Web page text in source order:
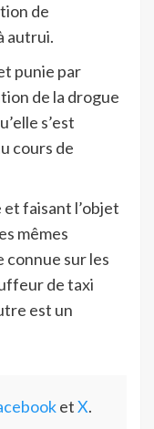
de
autrui.
punie par
de la drogue
s’est
cours de
faisant l’objet
mêmes
connue sur les
de taxi
est un
etX.